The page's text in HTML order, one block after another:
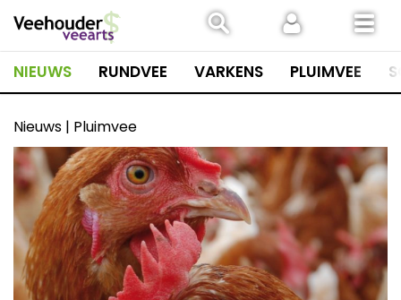
naar
inhoud
NIEUWS RUNDVEE VARKENS PLUIMVEE
Nieuws | Pluimvee